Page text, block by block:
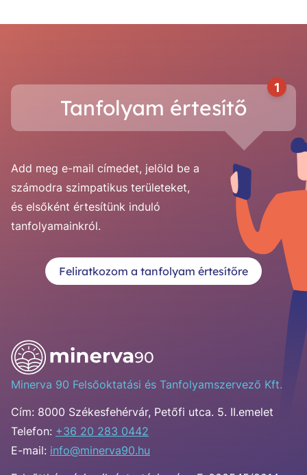
Tanfolyam értesítő
1
Add meg e-mail címedet, jelöld be a
számodra szimpatikus területeket,
és elsőként értesítünk induló
tanfolyamainkról.
Feliratkozom a tanfolyam értesítőre
Minerva 90 Felsőoktatási és Tanfolyamszervező Kft.
Cím: 8000 Székesfehérvár, Petőfi utca. 5. II.emelet
Telefon: +36 20 283 0442
E-mail: info@minerva90.hu